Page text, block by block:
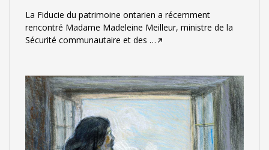
La Fiducie du patrimoine ontarien a récemment
rencontré Madame Madeleine Meilleur, ministre de la
Sécurité communautaire et des …